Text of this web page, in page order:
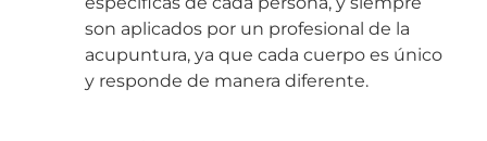
son aplicados por un profesional de la
acupuntura, ya que cada cuerpo es único
y responde de manera diferente.